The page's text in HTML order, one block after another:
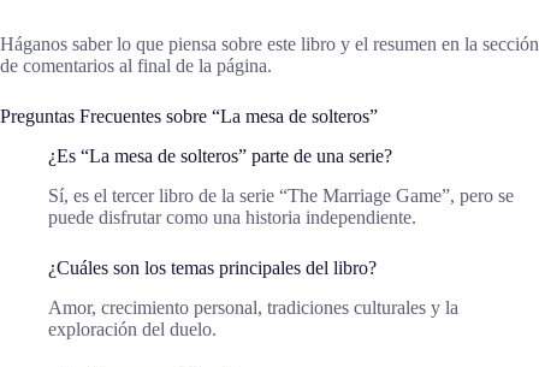
Háganos saber lo que piensa sobre este libro y el resumen en la sección
de comentarios al final de la página.
Preguntas Frecuentes sobre “La mesa de solteros”
¿Es “La mesa de solteros” parte de una serie?
Sí, es el tercer libro de la serie “The Marriage Game”, pero se
puede disfrutar como una historia independiente.
¿Cuáles son los temas principales del libro?
Amor, crecimiento personal, tradiciones culturales y la
exploración del duelo.